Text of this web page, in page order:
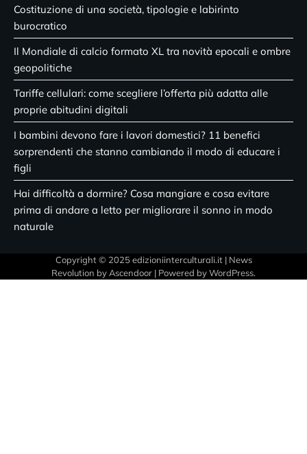
Costituzione di una società, tipologie e labirinto
burocratico
Il Mondiale di calcio formato XL tra novità epocali e ombre
geopolitiche
Tariffe cellulari: come scegliere l’offerta più adatta alle
proprie abitudini digitali
I bambini devono fare i lavori domestici? 11 benefici
sorprendenti che stanno cambiando il modo di educare i
figli
Hai difficoltà a dormire? Cosa mangiare e cosa evitare
prima di andare a letto per migliorare il sonno in modo
naturale
Copyright © 2025 edizioniinterculturali.it | News
Revolution by Ascendoor | Powered byWordPress.